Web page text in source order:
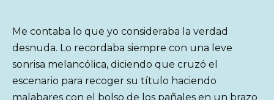
Me contaba lo que yo consideraba la verdad
desnuda. Lo recordaba siempre con una leve
sonrisa melancólica, diciendo que cruzó el
escenario para recoger su título haciendo
malabares con el bolso de los pañales en un brazo